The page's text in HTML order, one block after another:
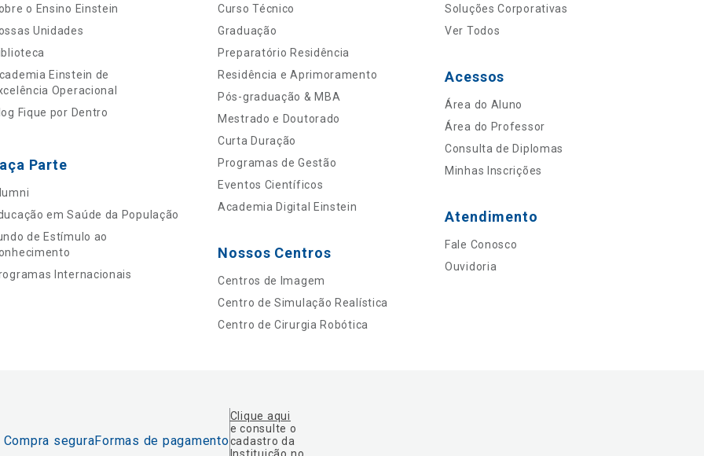
o Ensino Einstein
Unidades
Einstein de
Operacional
Fique por Dentro
Parte
em Saúde da População
de Estímulo ao
Internacionais
Curso Técnico
Graduação
Preparatório Residência
Residência e Aprimoramento
Pós-graduação & MBA
Mestrado e Doutorado
Curta Duração
Programas de Gestão
Eventos Científicos
Academia Digital Einstein
Nossos Centros
Centros de Imagem
Centro de Simulação Realística
Centro de Cirurgia Robótica
Soluções Corporativas
Ver Todos
Acessos
Área do Aluno
Área do Professor
Consulta de Diplomas
Minhas Inscrições
Atendimento
Fale Conosco
Ouvidoria
Compra seguraFormas de pagamento
Clique aqui
e consulte o
cadastro da